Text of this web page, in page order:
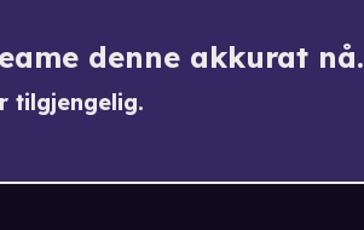
denne akkurat nå.
tilgjengelig.